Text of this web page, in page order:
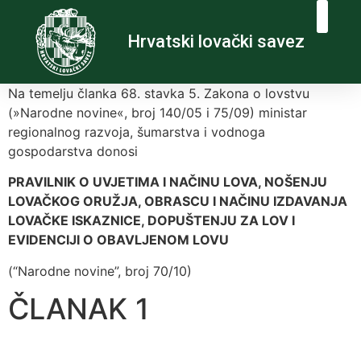
Hrvatski lovački savez
Na temelju članka 68. stavka 5. Zakona o lovstvu
(»Narodne novine«, broj 140/05 i 75/09) ministar
regionalnog razvoja, šumarstva i vodnoga
gospodarstva donosi
PRAVILNIK O UVJETIMA I NAČINU LOVA, NOŠENJU
LOVAČKOG ORUŽJA, OBRASCU I NAČINU IZDAVANJA
LOVAČKE ISKAZNICE, DOPUŠTENJU ZA LOV I
EVIDENCIJI O OBAVLJENOM LOVU
(“Narodne novine”, broj 70/10)
ČLANAK 1